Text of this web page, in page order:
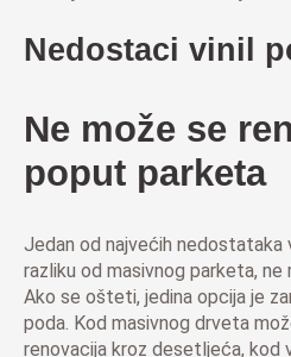
Nedostaci vinil
Ne može se
poput parketa
Jedan od najvećih nedostataka
razliku od masivnog parketa,
Ako se ošteti, jedina opcija je
poda. Kod masivnog drveta
renovacija kroz desetljeća, kod